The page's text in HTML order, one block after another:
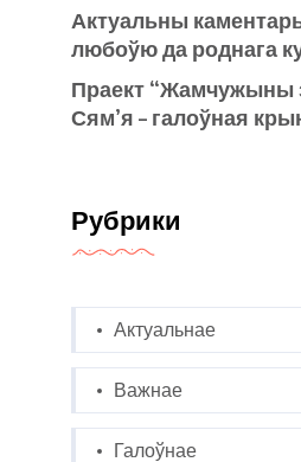
Актуальны
любоўю да роднага
Праект “Жамчужыны
Сям’я – галоўная
Рубрики
Актуальнае
Важнае
Галоўнае